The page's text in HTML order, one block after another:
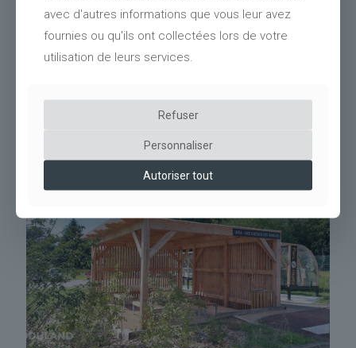
avec d'autres informations que vous leur avez
fournies ou qu'ils ont collectées lors de votre
utilisation de leurs services.
Refuser
Personnaliser
Autoriser tout